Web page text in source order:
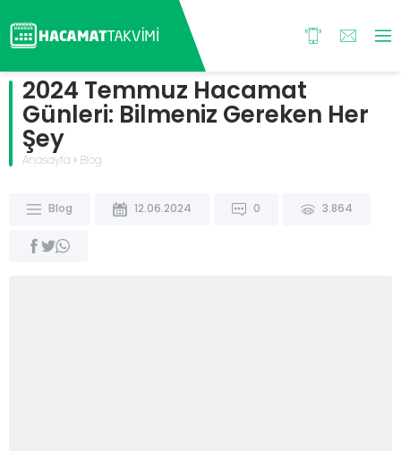
2024 Temmuz Hacamat
Günleri: Bilmeniz Gereken Her
Şey
Anasayfa » Blog
Blog 12.06.2024 0 3.864